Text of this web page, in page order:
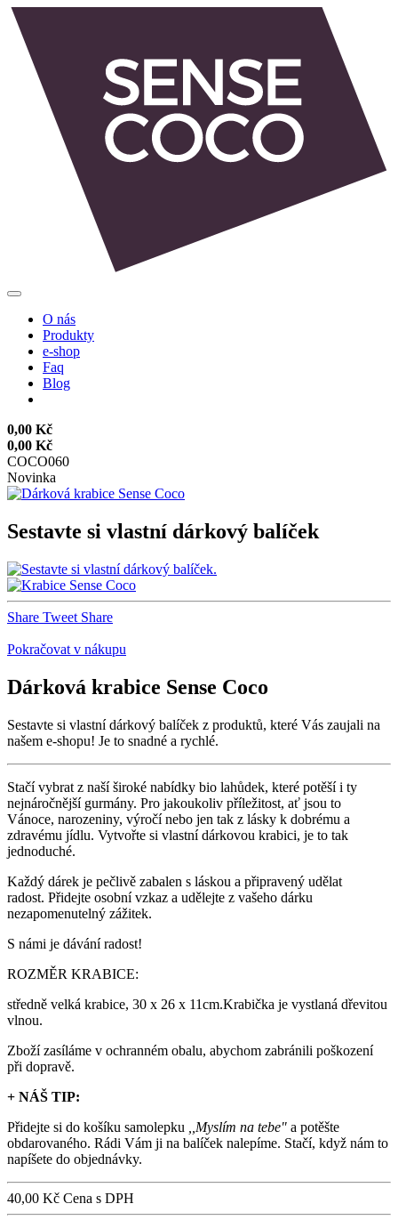
O nás
Produkty
e-shop
Faq
Blog
0,00 Kč
0,00 Kč
COCO060
Novinka
Sestavte si vlastní dárkový balíček
Share Tweet Share
Pokračovat v nákupu
Dárková krabice Sense Coco
Sestavte si vlastní dárkový balíček z produktů, které Vás zaujali na
našem e-shopu! Je to snadné a rychlé.
Stačí vybrat z naší široké nabídky bio lahůdek, které potěší i ty
nejnáročnější gurmány. Pro jakoukoliv příležitost, ať jsou to
Vánoce, narozeniny, výročí nebo jen tak z lásky k dobrému a
zdravému jídlu. Vytvořte si vlastní dárkovou krabici, je to tak
jednoduché.
Každý dárek je pečlivě zabalen s láskou a připravený udělat
radost. Přidejte osobní vzkaz a udělejte z vašeho dárku
nezapomenutelný zážitek.
S námi je dávání radost!
ROZMĚR KRABICE:
středně velká krabice, 30 x 26 x 11cm.Krabička je vystlaná dřevitou
vlnou.
Zboží zasíláme v ochranném obalu, abychom zabránili poškození
při dopravě.
+ NÁŠ TIP:
Přidejte si do košíku samolepku ,,Myslím na tebe" a potěšte
obdarovaného. Rádi Vám ji na balíček nalepíme. Stačí, když nám to
napíšete do objednávky.
40,00 Kč Cena s DPH